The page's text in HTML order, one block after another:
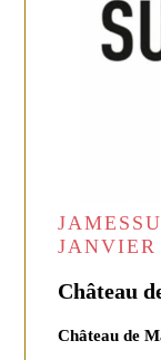
JANVIER
Château
Château de